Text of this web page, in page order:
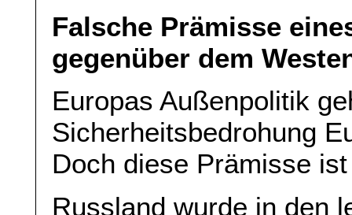
Falsche Prämisse
gegenüber dem
Europas Außenpolitik
Sicherheitsbedrohung
Doch diese Prämisse
Russland wurde in den